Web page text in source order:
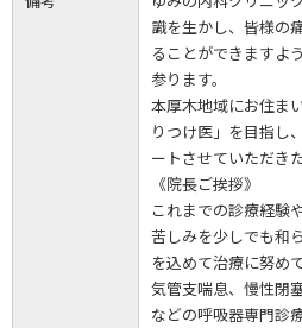
識を生かし、皆様の
ることができますよ
参ります。
本厚木地域にお住ま
りつけ医」を目指し
ートさせていただき
《院長ご挨拶》
これまでの診療経験
苦しみを少しでも和
を込めて治療に努め
気管支喘息、慢性閉
などの呼吸器専門診